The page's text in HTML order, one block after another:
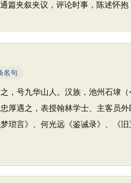
篇夹叙夹议，评论时事，陈述怀抱
名句
，号九华山人。汉族，池州石埭
厚遇之，表授翰林学士、主客员
琐言》、何光远《鉴诫录》、《